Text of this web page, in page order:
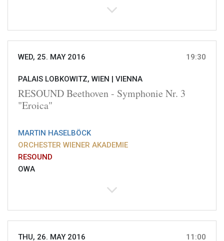
WED, 25. MAY 2016 19:30
PALAIS LOBKOWITZ, WIEN | VIENNA
RESOUND Beethoven - Symphonie Nr. 3
"Eroica"
MARTIN HASELBÖCK
ORCHESTER WIENER AKADEMIE
RESOUND
OWA
THU, 26. MAY 2016 11:00